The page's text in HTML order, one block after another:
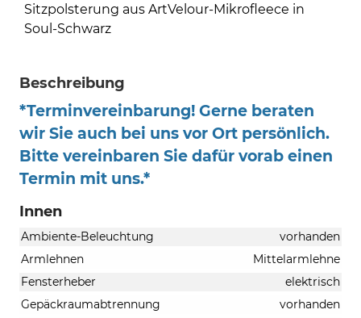
Sitzpolsterung aus ArtVelour-Mikrofleece in
Soul-Schwarz
Beschreibung
*Terminvereinbarung! Gerne beraten
wir Sie auch bei uns vor Ort persönlich.
Bitte vereinbaren Sie dafür vorab einen
Termin mit uns.*
Innen
Ambiente-Beleuchtung
vorhanden
Armlehnen
Mittelarmlehne
Fensterheber
elektrisch
Gepäckraumabtrennung
vorhanden